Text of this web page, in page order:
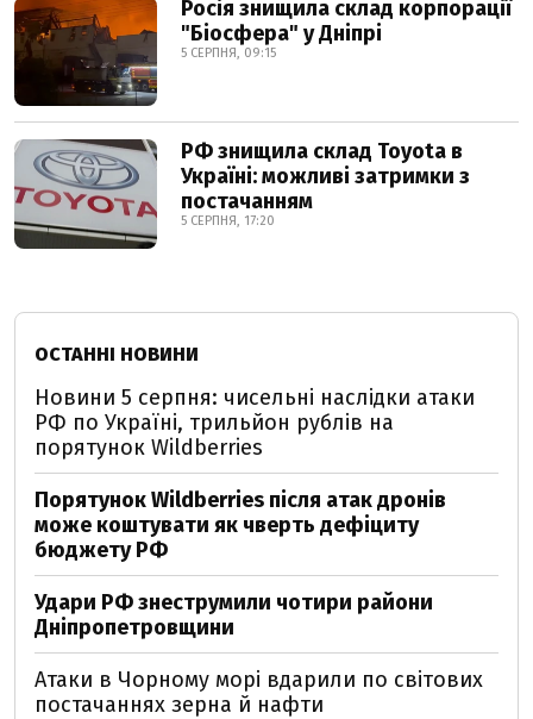
Росія знищила склад корпорації
"Біосфера" у Дніпрі
5 СЕРПНЯ, 09:15
РФ знищила склад Toyota в
Україні: можливі затримки з
постачанням
5 СЕРПНЯ, 17:20
ОСТАННІ НОВИНИ
Новини 5 серпня: чисельні наслідки атаки
РФ по Україні, трильйон рублів на
порятунок Wildberries
Порятунок Wildberries після атак дронів
може коштувати як чверть дефіциту
бюджету РФ
Удари РФ знеструмили чотири райони
Дніпропетровщини
Атаки в Чорному морі вдарили по світових
постачаннях зерна й нафти